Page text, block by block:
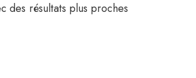
des résultats plus proches